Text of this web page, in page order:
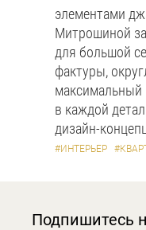
элементами
Митрошиной
для большой
фактуры,
максимальный
в каждой
дизайн-
#ИНТЕРЬЕР
Подпишитесь